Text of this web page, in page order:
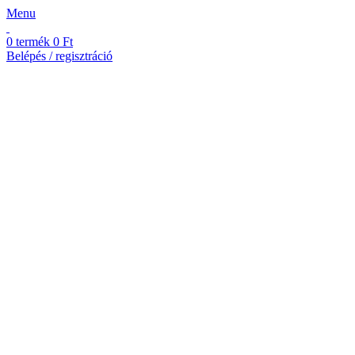
Menu
0 termék 0 Ft
Belépés / regisztráció